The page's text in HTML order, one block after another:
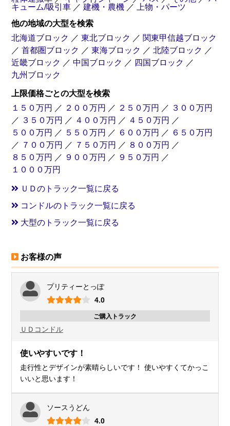
キューム/吸引車 ／ 建機・農機 ／
上物・パーツ
他の地域の大型を検索
北海道ブロック ／ 東北ブロック ／ 関東甲信越ブロック
／ 首都圏ブロック ／ 東海ブロック ／ 北陸ブロック ／
近畿ブロック ／ 中国ブロック ／ 四国ブロック ／
九州ブロック
上限価格ごとの大型を検索
１５０万円 ／ ２００万円 ／ ２５０万円 ／ ３００万円
／ ３５０万円 ／ ４００万円 ／ ４５０万円 ／
５００万円 ／ ５５０万円 ／ ６００万円 ／ ６５０万円
／ ７００万円 ／ ７５０万円 ／ ８００万円 ／
８５０万円 ／ ９００万円 ／ ９５０万円 ／
１０００万円
ＵＤのトラック一覧に戻る
コンドルのトラック一覧に戻る
大型のトラック一覧に戻る
お客様の声
プリティーとっぽ
4.0
ご購入トラック
ＵＤ コンドル
使いやすいです！
走行性とデザインが素晴らしいです！ 使いやすくてかっこ
いいと思います！
ソースうどん
4.0